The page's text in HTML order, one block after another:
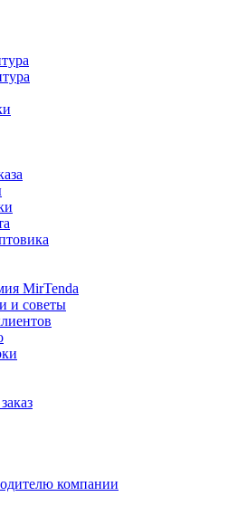
MirTenda
и советы
компании